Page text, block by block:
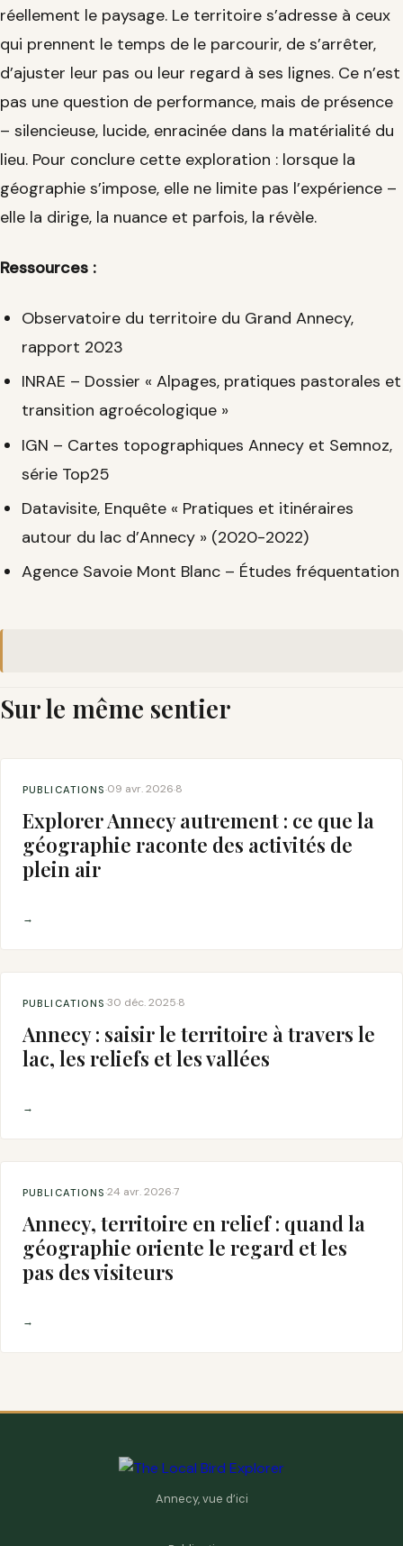
réellement le paysage. Le territoire s’adresse à ceux
qui prennent le temps de le parcourir, de s’arrêter,
d’ajuster leur pas ou leur regard à ses lignes. Ce n’est
pas une question de performance, mais de présence
– silencieuse, lucide, enracinée dans la matérialité du
lieu. Pour conclure cette exploration : lorsque la
géographie s’impose, elle ne limite pas l’expérience –
elle la dirige, la nuance et parfois, la révèle.
Ressources :
Observatoire du territoire du Grand Annecy,
rapport 2023
INRAE – Dossier « Alpages, pratiques pastorales et
transition agroécologique »
IGN – Cartes topographiques Annecy et Semnoz,
série Top25
Datavisite, Enquête « Pratiques et itinéraires
autour du lac d’Annecy » (2020-2022)
Agence Savoie Mont Blanc – Études fréquentation
Sur le même sentier
PUBLICATIONS·09 avr. 2026·8
Explorer Annecy autrement : ce que la
géographie raconte des activités de
plein air
→
PUBLICATIONS·30 déc. 2025·8
Annecy : saisir le territoire à travers le
lac, les reliefs et les vallées
→
PUBLICATIONS·24 avr. 2026·7
Annecy, territoire en relief : quand la
géographie oriente le regard et les
pas des visiteurs
→
Annecy, vue d’ici